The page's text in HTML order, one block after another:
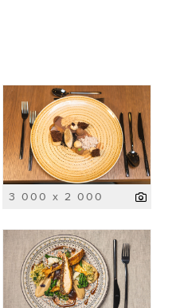
3 000 x 2 000